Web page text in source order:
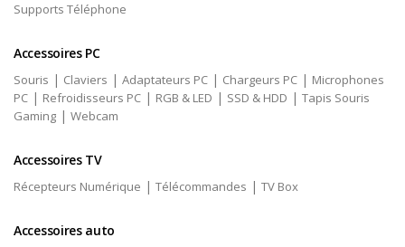
Supports Téléphone
Accessoires PC
Souris | Claviers | Adaptateurs PC | Chargeurs PC | Microphones
PC | Refroidisseurs PC | RGB & LED | SSD & HDD | Tapis Souris
Gaming | Webcam
Accessoires TV
Récepteurs Numérique | Télécommandes | TV Box
Accessoires auto